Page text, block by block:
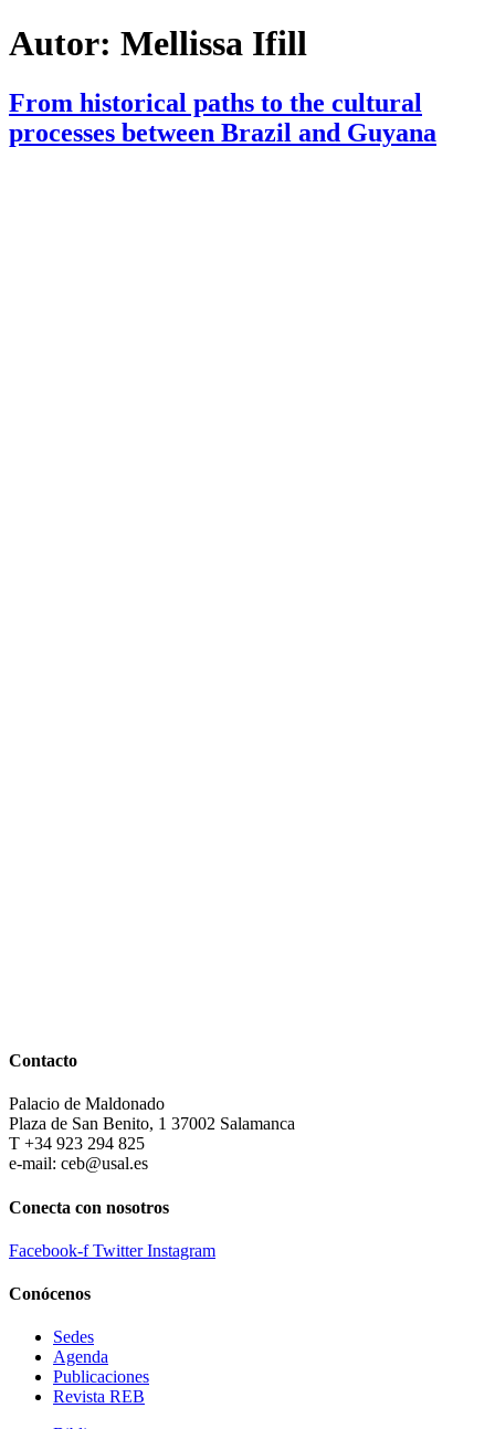
Autor: Mellissa Ifill
From historical paths to the cultural
processes between Brazil and Guyana
Contacto
Palacio de Maldonado
Plaza de San Benito, 1 37002 Salamanca
T +34 923 294 825
e-mail: ceb@usal.es
Conecta con nosotros
Facebook-f Twitter Instagram
Conócenos
Sedes
Agenda
Publicaciones
Revista REB